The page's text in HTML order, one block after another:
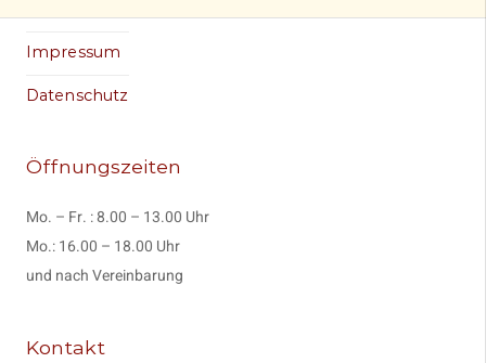
Impressum
Datenschutz
Öffnungszeiten
Mo. – Fr. : 8.00 – 13.00 Uhr
Mo.: 16.00 – 18.00 Uhr
und nach Vereinbarung
Kontakt